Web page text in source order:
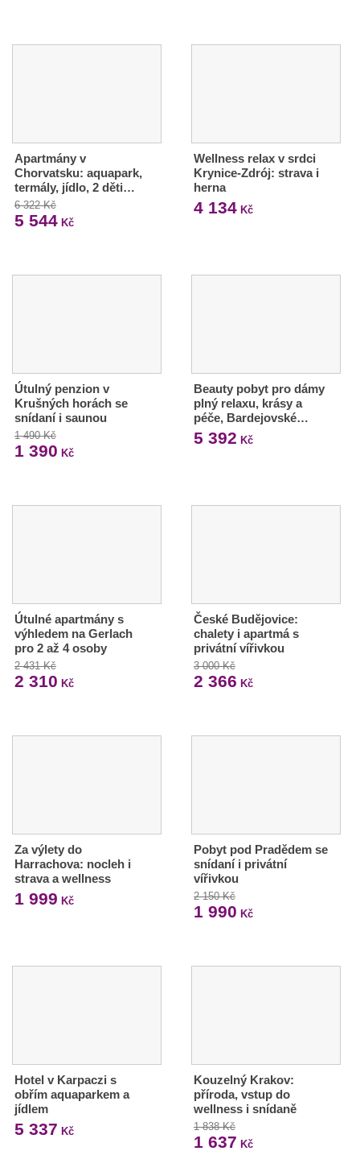
Apartmány v
Chorvatsku: aquapark,
termály, jídlo, 2 děti…
6 322 Kč
5 544 Kč
Wellness relax v srdci
Krynice-Zdrój: strava i
herna
4 134Kč
Útulný penzion v
Krušných horách se
snídaní i saunou
1 490 Kč
1 390 Kč
Beauty pobyt pro dámy
plný relaxu, krásy a
péče, Bardejovské…
5 392 Kč
Útulné apartmány s
výhledem na Gerlach
pro 2 až 4 osoby
2 431 Kč
2 310 Kč
České Budějovice:
chalety i apartmá s
privátní vířivkou
3 000 Kč
2 366 Kč
Za výlety do
Harrachova: nocleh i
strava a wellness
1 999 Kč
Pobyt pod Pradědem se
snídaní i privátní
vířivkou
2 150 Kč
1 990 Kč
Hotel v Karpaczi s
obřím aquaparkem a
jídlem
5 337 Kč
Kouzelný Krakov:
příroda, vstup do
wellness i snídaně
1 838 Kč
1 637 Kč